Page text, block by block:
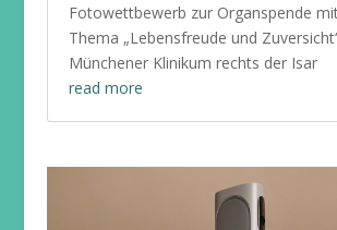
Fotowettbewerb zur Organspende
Thema „Lebensfreude und
Münchener Klinikum rechts der Isar
read more